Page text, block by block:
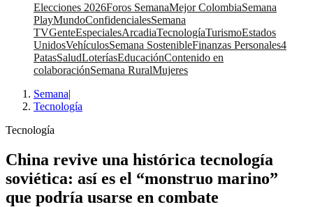
Elecciones 2026Foros SemanaMejor ColombiaSemana
PlayMundoConfidencialesSemana
TVGenteEspecialesArcadiaTecnologíaTurismoEstados
UnidosVehículosSemana SostenibleFinanzas Personales4
PatasSaludLoteríasEducaciónContenido en
colaboraciónSemana RuralMujeres
Semana|
Tecnología
Tecnología
China revive una histórica tecnología
soviética: así es el “monstruo marino”
que podría usarse en combate